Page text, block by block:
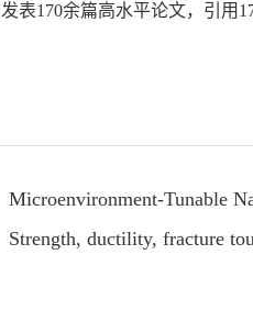
发表170余篇高水平论文，引
Tunable
ductility, fracture